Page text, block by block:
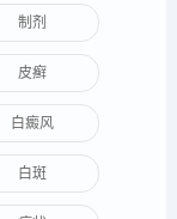
制剂
皮癣
白癜风
白斑